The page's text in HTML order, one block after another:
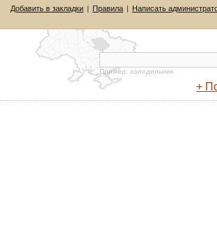
Добавить в закладки | Правила | Написать
Пример: холодильник
+